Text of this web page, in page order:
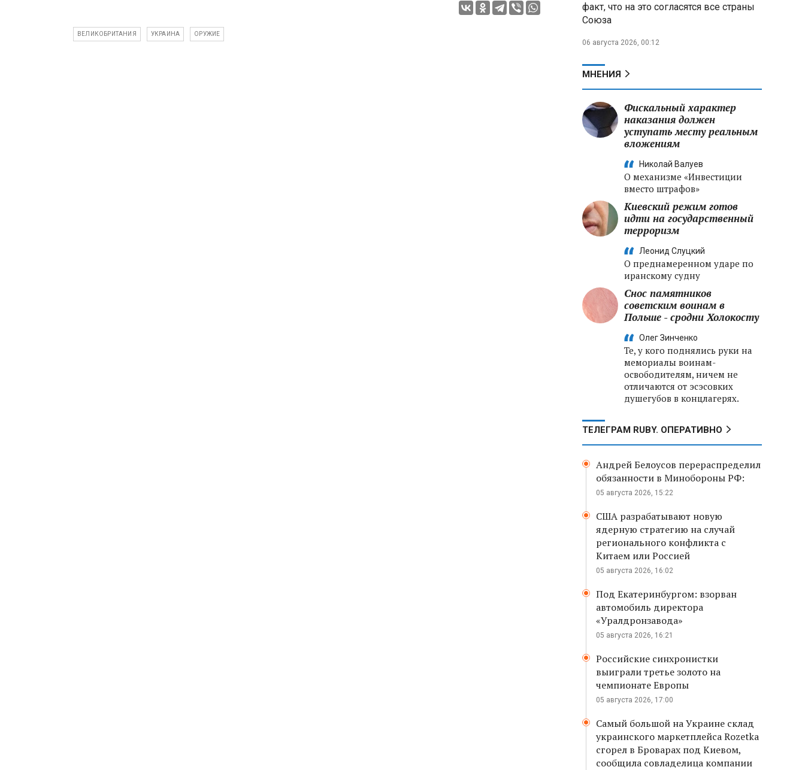
ВЕЛИКОБРИТАНИЯ УКРАИНА ОРУЖИЕ
военного командования оценки
крупные кадровые
Минобороны РФ: новые
военно-строительные
подразделения будут возводить
стране
факт, что на это согласятся все страны
Союза
06 августа 2026, 00:12
МНЕНИЯ
Фискальный характер
наказания должен
уступать месту реальным
вложениям
Николай Валуев
О механизме «Инвестиции
вместо штрафов»
Киевский режим готов
идти на государственный
терроризм
Леонид Слуцкий
О преднамеренном ударе по
иранскому судну
Снос памятников
советским воинам в
Польше - сродни Холокосту
Олег Зинченко
Те, у кого поднялись руки на
мемориалы воинам-
освободителям, ничем не
отличаются от эсэсовких
душегубов в концлагерях.
ТЕЛЕГРАМ RUBY. ОПЕРАТИВНО
Андрей Белоусов перераспределил
обязанности в Минобороны РФ:
05 августа 2026, 15:22
США разрабатывают новую
ядерную стратегию на случай
регионального конфликта с
Китаем или Россией
05 августа 2026, 16:02
Под Екатеринбургом: взорван
автомобиль директора
«Уралдронзавода»
05 августа 2026, 16:21
Российские синхронистки
выиграли третье золото на
чемпионате Европы
05 августа 2026, 17:00
Самый большой на Украине склад
украинского маркетплейса Rozetka
сгорел в Броварах под Киевом,
сообщила совладелица компании